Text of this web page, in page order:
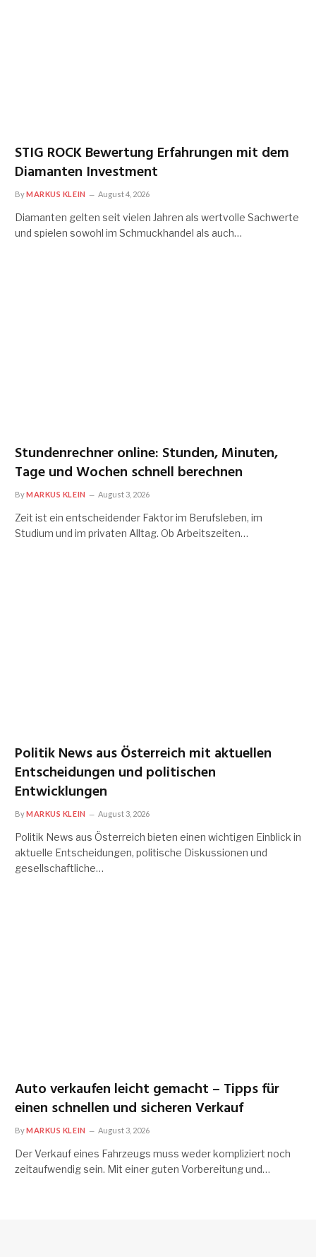
STIG ROCK Bewertung Erfahrungen mit dem
Diamanten Investment
ByMARKUS KLEIN August 4, 2026
Diamanten gelten seit vielen Jahren als wertvolle Sachwerte
und spielen sowohl im Schmuckhandel als auch…
Stundenrechner online: Stunden, Minuten,
Tage und Wochen schnell berechnen
ByMARKUS KLEIN August 3, 2026
Zeit ist ein entscheidender Faktor im Berufsleben, im
Studium und im privaten Alltag. Ob Arbeitszeiten…
Politik News aus Österreich mit aktuellen
Entscheidungen und politischen
Entwicklungen
ByMARKUS KLEIN August 3, 2026
Politik News aus Österreich bieten einen wichtigen Einblick in
aktuelle Entscheidungen, politische Diskussionen und
gesellschaftliche…
Auto verkaufen leicht gemacht – Tipps für
einen schnellen und sicheren Verkauf
ByMARKUS KLEIN August 3, 2026
Der Verkauf eines Fahrzeugs muss weder kompliziert noch
zeitaufwendig sein. Mit einer guten Vorbereitung und…